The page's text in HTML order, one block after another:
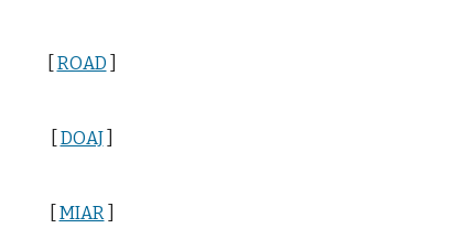
ROAD
DOAJ]
MIAR]